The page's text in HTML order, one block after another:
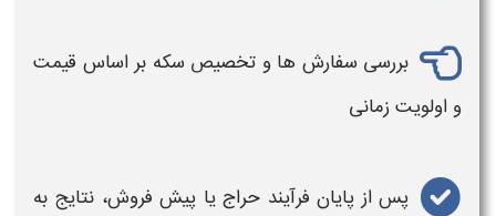
بررسی سفارش‌ ها و تخصیص سکه بر اساس قیمت
و اولویت زمانی
پس از پایان فرآیند حراج یا پیش‌ فروش، نتایج به